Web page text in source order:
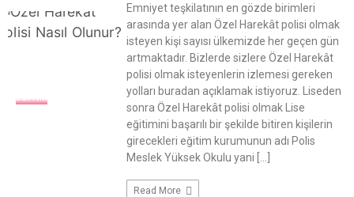
EĞITIM
Emniyet teşkilatının en gözde birimleri
arasında yer alan Özel Harekât polisi olmak
isteyen kişi sayısı ülkemizde her geçen gün
artmaktadır. Bizlerde sizlere Özel Harekât
polisi olmak isteyenlerin izlemesi gereken
yolları buradan açıklamak istiyoruz. Liseden
sonra Özel Harekât polisi olmak Lise
eğitimini başarılı bir şekilde bitiren kişilerin
girecekleri eğitim kurumunun adı Polis
Meslek Yüksek Okulu yani […]
Read More